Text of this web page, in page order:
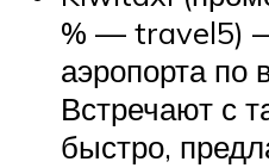
% — travel5)
аэропорта по
Встречают с
быстро,